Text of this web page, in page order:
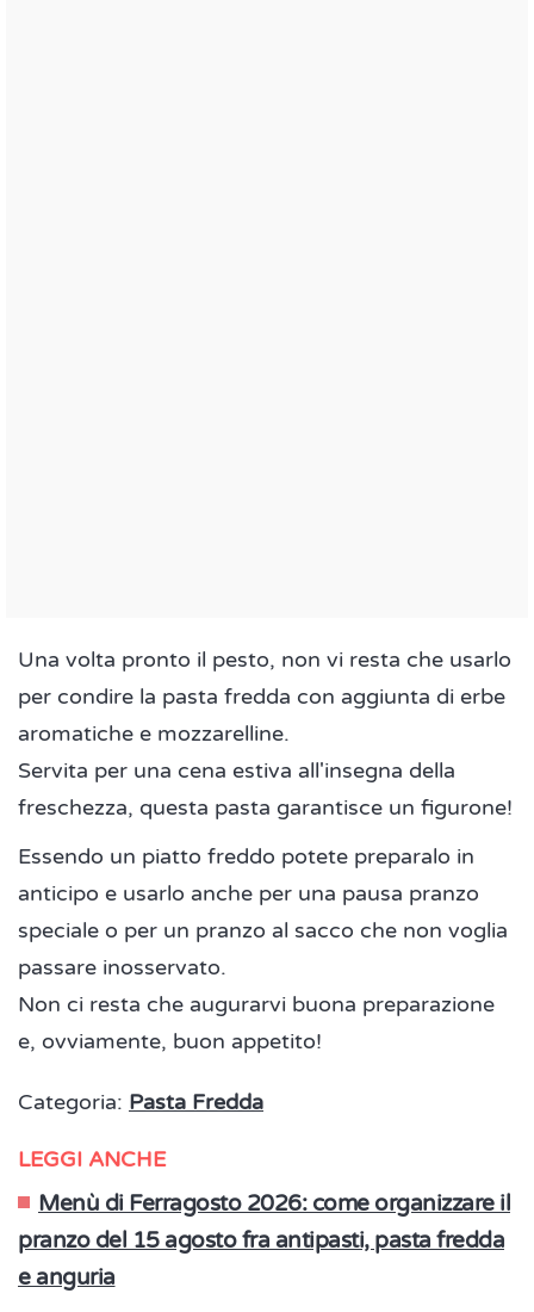
Una volta pronto il pesto, non vi resta che usarlo
per condire la pasta fredda con aggiunta di erbe
aromatiche e mozzarelline.
Servita per una cena estiva all'insegna della
freschezza, questa pasta garantisce un figurone!
Essendo un piatto freddo potete preparalo in
anticipo e usarlo anche per una pausa pranzo
speciale o per un pranzo al sacco che non voglia
passare inosservato.
Non ci resta che augurarvi buona preparazione
e, ovviamente, buon appetito!
Categoria: Pasta Fredda
LEGGI ANCHE
Menù di Ferragosto 2026: come organizzare il
pranzo del 15 agosto fra antipasti, pasta fredda
e anguria